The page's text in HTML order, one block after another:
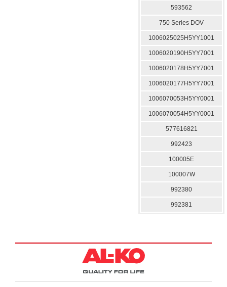
593562
750 Series DOV
1006025025H5YY1001
1006020190H5YY7001
1006020178H5YY7001
1006020177H5YY7001
1006070053H5YY0001
1006070054H5YY0001
577616821
992423
100005E
100007W
992380
992381